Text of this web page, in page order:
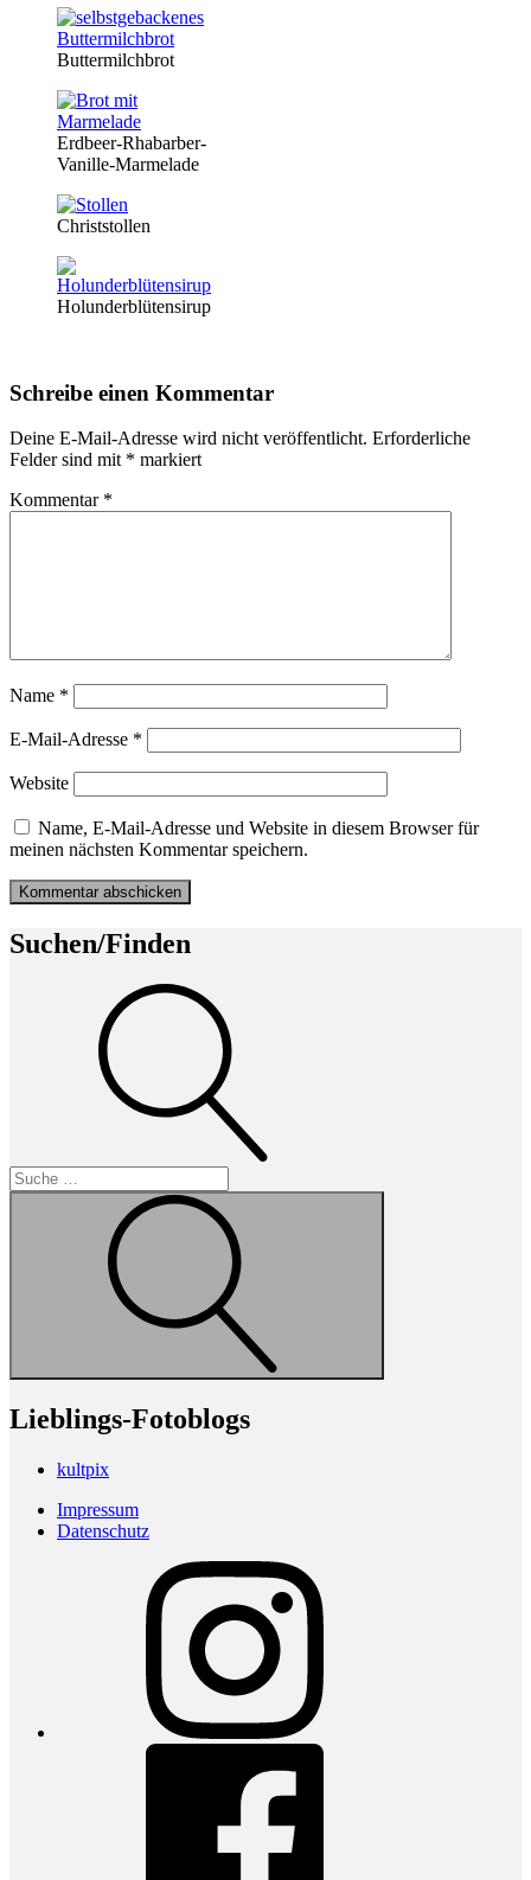
Buttermilchbrot
Erdbeer-Rhabarber-
Vanille-Marmelade
Christstollen
Holunderblütensirup
Schreibe einen Kommentar
Deine E-Mail-Adresse wird nicht veröffentlicht. Erforderliche
Felder sind mit * markiert
Kommentar *
Name *
E-Mail-Adresse *
Website
Name, E-Mail-Adresse und Website in diesem Browser für
meinen nächsten Kommentar speichern.
Suchen/Finden
Lieblings-Fotoblogs
kultpix
Impressum
Datenschutz